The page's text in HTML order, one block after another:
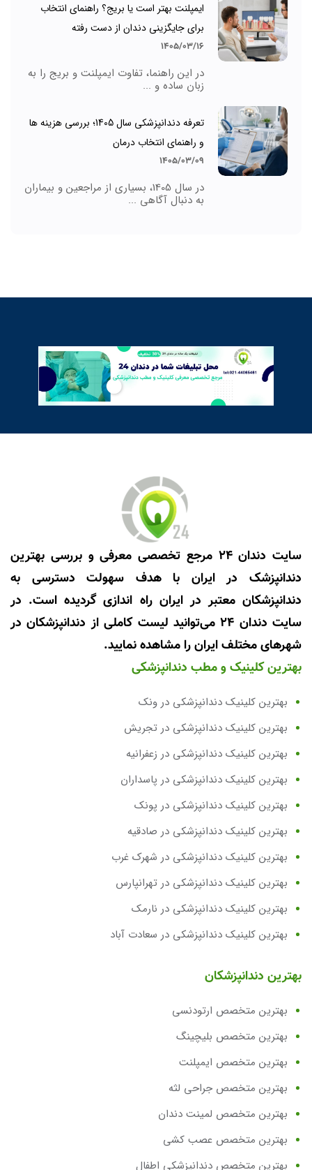
ایمپلنت بهتر است یا بریج؟ راهنمای انتخاب
برای جایگزینی دندان از دست رفته
1405/03/16
در این راهنما، تفاوت ایمپلنت و بریج را به
زبان ساده و ...
تعرفه دندانپزشکی سال 1405؛ بررسی هزینه ها
و راهنمای انتخاب درمان
1405/03/09
در سال 1405، بسیاری از مراجعین و بیماران
به دنبال آگاهی ...
سایت دندان 24 مرجع تخصصی معرفی و بررسی بهترین
دندانپزشک در ایران با هدف سهولت دسترسی به
دندانپزشکان معتبر در ایران راه اندازی گردیده است. در
سایت دندان 24 می‌توانید لیست کاملی از دندانپزشکان در
شهرهای مختلف ایران را مشاهده نمایید.
بهترین کلینیک و مطب دندانپزشکی
بهترین کلینیک دندانپزشکی در ونک
بهترین کلینیک دندانپزشکی در تجریش
بهترین کلینیک دندانپزشکی در زعفرانیه
بهترین کلینیک دندانپزشکی در پاسداران
بهترین کلینیک دندانپزشکی در پونک
بهترین کلینیک دندانپزشکی در صادقیه
بهترین کلینیک دندانپزشکی در شهرک غرب
بهترین کلینیک دندانپزشکی در تهرانپارس
بهترین کلینیک دندانپزشکی در نارمک
بهترین کلینیک دندانپزشکی در سعادت آباد
بهترین دندانپزشکان
بهترین متخصص ارتودنسی
بهترین متخصص بلیچینگ
بهترین متخصص ایمپلنت
بهترین متخصص جراحی لثه
بهترین متخصص لمینت دندان
بهترین متخصص عصب کشی
بهترین متخصص دندانپزشکی اطفال